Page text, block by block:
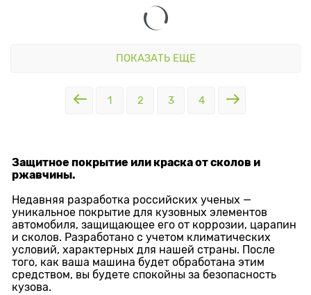
ПОКАЗАТЬ ЕЩЕ
1 2 3 4
Защитное покрытие или краска от сколов и
ржавчины.
Недавняя разработка российских ученых —
уникальное покрытие для кузовных элементов
автомобиля, защищающее его от коррозии, царапин
и сколов. Разработано с учетом климатических
условий, характерных для нашей страны. После
того, как ваша машина будет обработана этим
средством, вы будете спокойны за безопасность
кузова.